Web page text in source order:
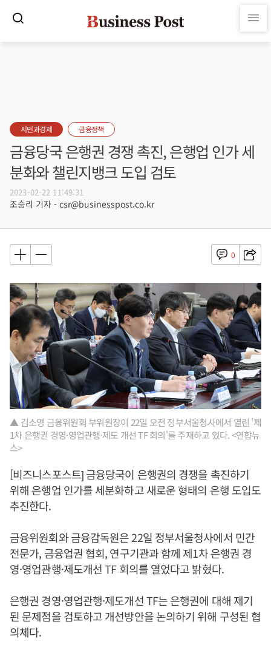
시민과경제 금융정책
금융당국 은행권 경쟁 촉진, 은행업 인가 세
분화와 챌린지뱅크 도입 검토
2023-02-22 11:49:31
조승리 기자 - csr@businesspost.co.kr
0
▲ 김소영 금융위원회 부위원장이 22일 오전 정부서울청사에서 열린 '제
1차 은행권 경영·영업관행·제도 개선 TF 회의'를 주재하고 있다. <연합뉴
스>
[비즈니스포스트] 금융당국이 은행권의 경쟁을 촉진하기
위해 은행업 인가를 세분화하고 새로운 형태의 은행 도입도
추진한다.
금융위원회와 금융감독원은 22일 정부서울청사에서 민간
전문가, 금융업권 협회, 연구기관과 함께 제1차 은행권 경
영·영업관행·제도개선 TF 회의를 열었다고 밝혔다.
은행권 경영·영업관행·제도개선 TF는 은행권에 대해 제기
된 문제점을 검토하고 개선방안을 논의하기 위해 구성된 협
의체다.